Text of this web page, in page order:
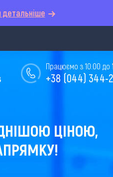
детальніше
Працюємо з 10:00 до
+38 (044) 344-
ЦІНОЮ,